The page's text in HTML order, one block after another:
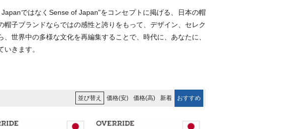
ではなくSense of Japan"をコンセプトに掲げる、日本の帽
子ブランドならではの感性と誇りをもって、デザイン、セレク
世界中の多様な文化を再編集することで、時代に、あなたに、
きます。
並び替え 価格(安) 価格(高) 新着 おすすめ